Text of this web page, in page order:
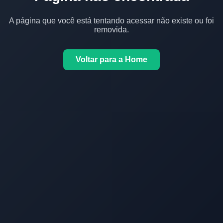
A página que você está tentando acessar não existe ou foi
removida.
Voltar para a Home